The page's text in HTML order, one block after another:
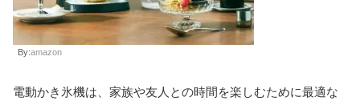
By:amazon
電動かき氷機は、家族や友人との時間を楽しむために最適な